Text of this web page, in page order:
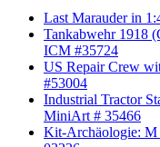
Last Marauder in
Tankabwehr 1918
ICM #35724
US Repair Crew
#53004
Industrial Tractor
MiniArt # 35466
Kit-Archäologie: M